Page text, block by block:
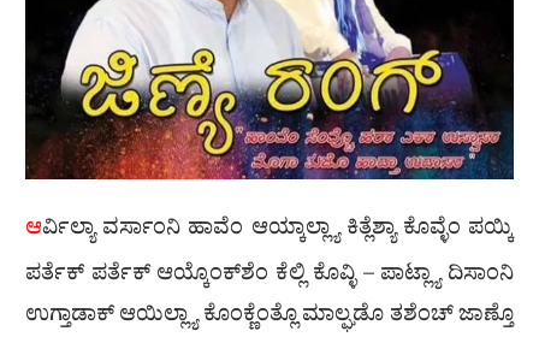
ಆರ್ವಿಲ್ಯಾ ವರ್ಸಾಂನಿ ಹಾವೆಂ ಆಯ್ಕಾಲ್ಲ್ಯಾ ಕಿತ್ಲೆಶ್ಯಾ ಕೊವ್ಳೆಂ ಪಯ್ಕಿ
ಪರ್ತೆಕ್ ಪರ್ತೆಕ್ ಆಯ್ಕೊಂಕ್‍ಶೆಂ ಕೆಲ್ಲಿ ಕೊವ್ಳಿ – ಪಾಟ್ಲ್ಯಾ ದಿಸಾಂನಿ
ಉಗ್ತಾಡಾಕ್ ಆಯಿಲ್ಲ್ಯಾ ಕೊಂಕ್ಣೆಂತ್ಲೊ ಮಾಲ್ಘಡೊ ತಶೆಂಚ್ ಜಾಣ್ತೊ